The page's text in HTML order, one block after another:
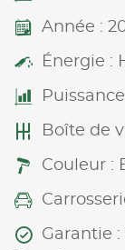
Année :
Énergie :
Boîte de
Couleur :
Garantie